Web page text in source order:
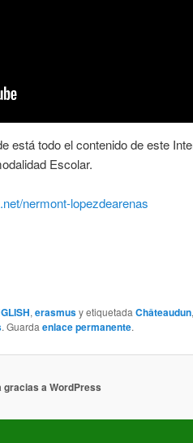
está todo el contenido de este
Escolar.
nermont-lopezdearenas
,erasmusy etiquetadaChâteaudun,
. Guardaenlace permanente.
gracias a WordPress